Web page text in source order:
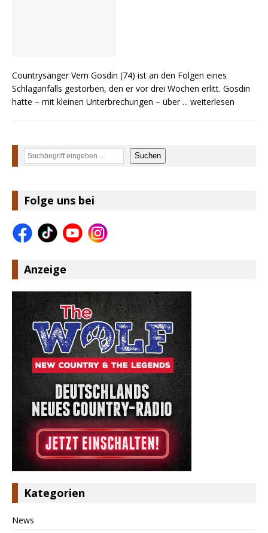
Countrysänger Vern Gosdin (74) ist an den Folgen eines
Schlaganfalls gestorben, den er vor drei Wochen erlitt. Gosdin
hatte – mit kleinen Unterbrechungen – über ... weiterlesen
Suchen Suchen
Folge uns bei
Anzeige
Kategorien
News